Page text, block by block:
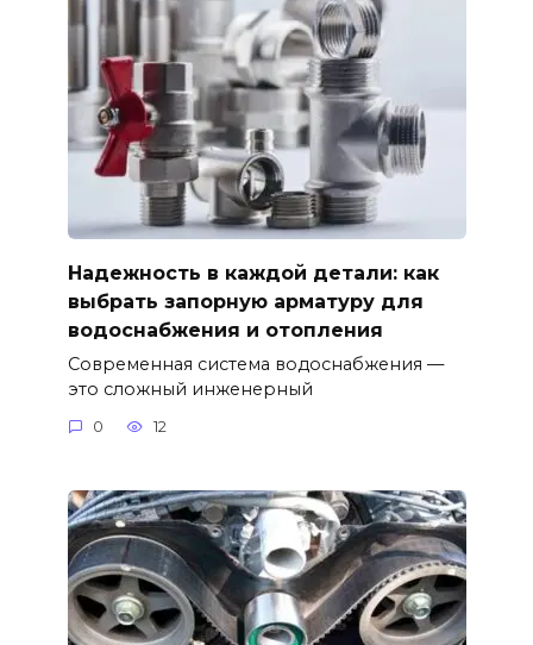
Надежность в каждой детали: как
выбрать запорную арматуру для
водоснабжения и отопления
Современная система водоснабжения —
это сложный инженерный
0 12